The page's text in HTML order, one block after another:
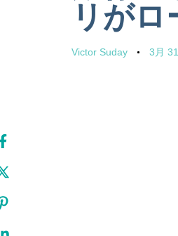
リが
Victor Suday 3月